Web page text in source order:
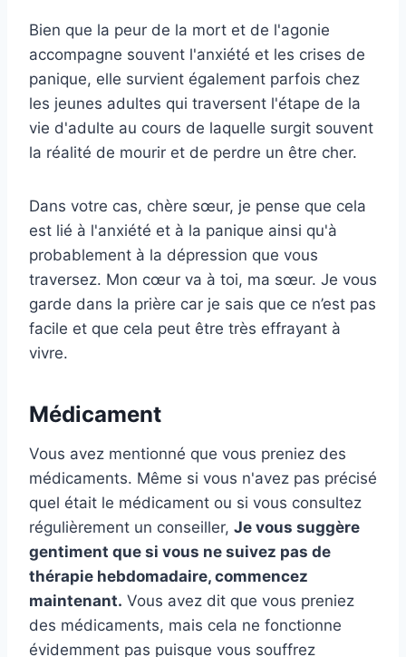
Bien que la peur de la mort et de l'agonie
accompagne souvent l'anxiété et les crises de
panique, elle survient également parfois chez
les jeunes adultes qui traversent l'étape de la
vie d'adulte au cours de laquelle surgit souvent
la réalité de mourir et de perdre un être cher.
Dans votre cas, chère sœur, je pense que cela
est lié à l'anxiété et à la panique ainsi qu'à
probablement à la dépression que vous
traversez. Mon cœur va à toi, ma sœur. Je vous
garde dans la prière car je sais que ce n’est pas
facile et que cela peut être très effrayant à
vivre.
Médicament
Vous avez mentionné que vous preniez des
médicaments. Même si vous n'avez pas précisé
quel était le médicament ou si vous consultez
régulièrement un conseiller, Je vous suggère
gentiment que si vous ne suivez pas de
thérapie hebdomadaire, commencez
maintenant. Vous avez dit que vous preniez
des médicaments, mais cela ne fonctionne
évidemment pas puisque vous souffrez